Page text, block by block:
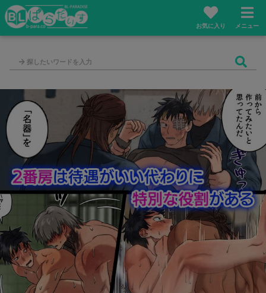
お気に入り メニュー